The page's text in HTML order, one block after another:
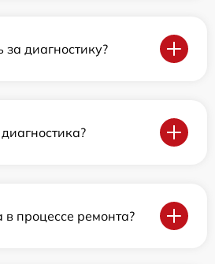
диагностику?
процессе ремонта?